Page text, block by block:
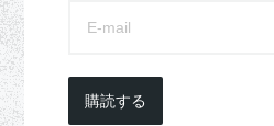
購読する